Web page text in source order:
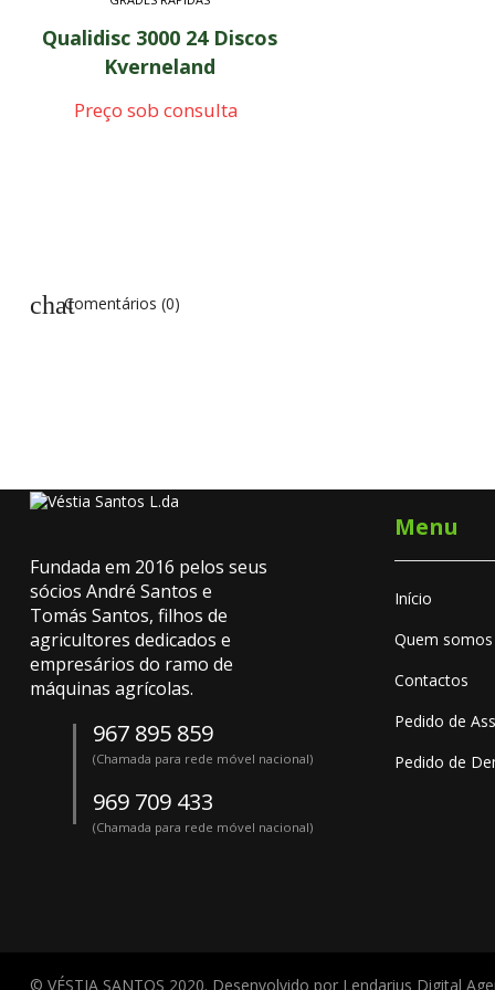
Qualidisc 3000 24 Discos
Kverneland
Preço sob consulta
chatComentários (0)
Fundada em 2016 pelos seus
sócios André Santos e
Tomás Santos, filhos de
agricultores dedicados e
empresários do ramo de
máquinas agrícolas.
967 895 859
(Chamada para rede móvel nacional)
969 709 433
(Chamada para rede móvel nacional)
Menu
Início
Quem somos
Contactos
Pedido de
Pedido de
© VÉSTIA SANTOS 2020. Desenvolvido por Lendarius Digital